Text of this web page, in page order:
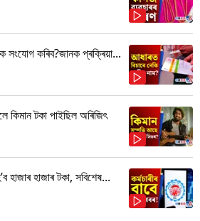
সংযোগ কৰিব?জানক প্ৰক্ৰিয়া...
কিমান টকা পাইছিল অৰিজিৎ
হাজাৰ টকা, সবিশেষ...